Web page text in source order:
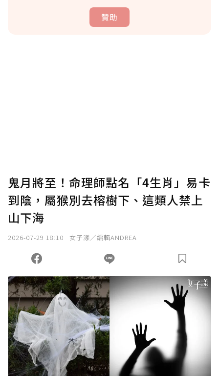
贊助
確認送出
您當前剩餘 U 利點數：0點；前往 購買點數
鬼月將至！命理師點名「4生肖」易卡
到陰，屬猴別去榕樹下、這類人禁上
山下海
2026-07-29 18:10 女子漾／編輯ANDREA